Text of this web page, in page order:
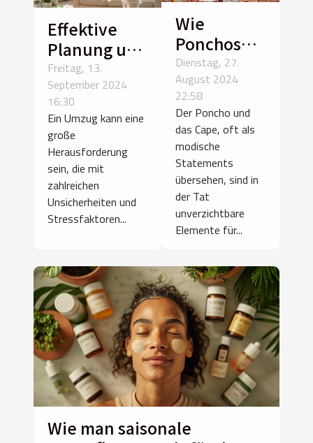
Effektive
Planung und
Organisation
für
stressfreie
Umzüge
Freitag, 13.
September 2024
16:30
Ein Umzug kann eine
große
Herausforderung
sein, die mit
zahlreichen
Unsicherheiten und
Stressfaktoren...
Wie
Ponchos
und Capes
jedes
Outfit
vielseitig
ergänzen
können
Dienstag, 27.
August 2024
22:58
Der Poncho und
das Cape, oft als
modische
Statements
übersehen, sind in
der Tat
unverzichtbare
Elemente für...
Wie man saisonale